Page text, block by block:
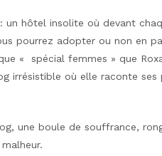
un hôtel insolite où devant
pourrez adopter ou non en
« spécial femmes » que
irrésistible où elle raconte ses
une boule de souffrance,